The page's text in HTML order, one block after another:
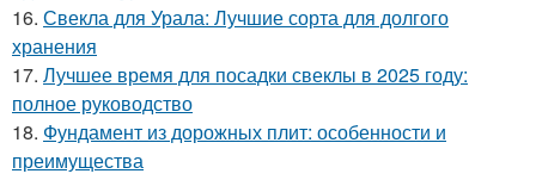
16. Свекла для Урала: Лучшие сорта для долгого
хранения
17. Лучшее время для посадки свеклы в 2025 году:
полное руководство
18. Фундамент из дорожных плит: особенности и
преимущества